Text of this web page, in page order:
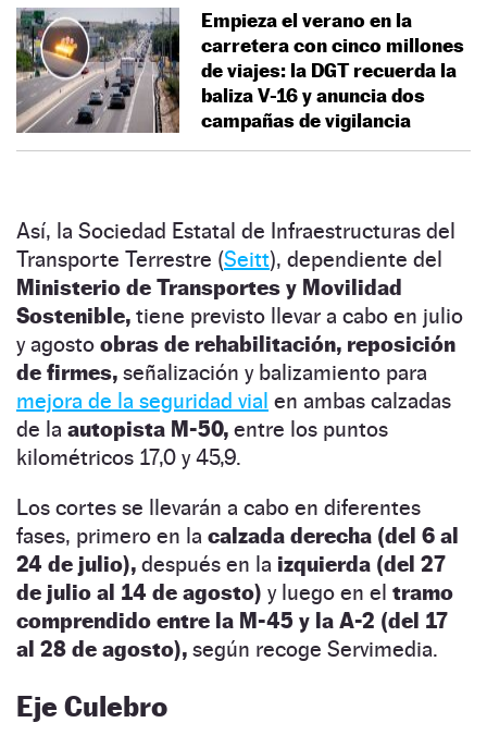
Empieza el verano en la
carretera con cinco millones
de viajes: la DGT recuerda la
baliza V-16 y anuncia dos
campañas de vigilancia
Así, la Sociedad Estatal de Infraestructuras del
Transporte Terrestre (Seitt), dependiente del
Ministerio de Transportes y Movilidad
Sostenible, tiene previsto llevar a cabo en julio
y agosto obras de rehabilitación, reposición
de firmes, señalización y balizamiento para
mejora de la seguridad vial en ambas calzadas
de la autopista M-50, entre los puntos
kilométricos 17,0 y 45,9.
Los cortes se llevarán a cabo en diferentes
fases, primero en la calzada derecha (del 6 al
24 de julio), después en la izquierda (del 27
de julio al 14 de agosto) y luego en el tramo
comprendido entre la M-45 y la A-2 (del 17
al 28 de agosto), según recoge Servimedia.
Eje Culebro